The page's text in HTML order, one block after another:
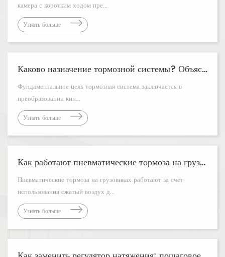
камера с коротким ходом пре...
Узнать больше
Каково назначение тормозной системы? Объяснение основных функций
Фундаментальное цель тормозная система заключается в
преобразовании кин...
Узнать больше
Как работают пневматические тормоза на грузовиках?
Пневматические тормоза на грузовиках работают за счет
использования сжатый воздух д...
Узнать больше